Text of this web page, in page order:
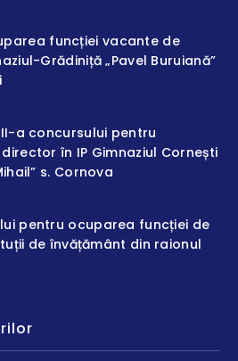
funcției vacante de
Grădiniță „Pavel Buruiană”
a concursului pentru
în IP Gimnaziul Cornești
s. Cornova
pentru ocuparea funcției de
de învățământ din raionul